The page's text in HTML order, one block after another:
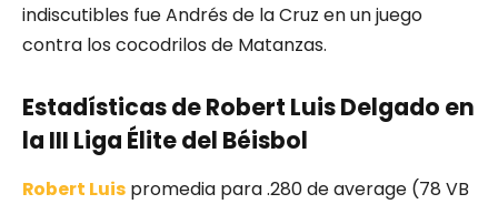
indiscutibles fue Andrés de la Cruz en un juego
contra los cocodrilos de Matanzas.
Estadísticas de Robert Luis Delgado en
la III Liga Élite del Béisbol
Robert Luis promedia para .280 de average (78 VB